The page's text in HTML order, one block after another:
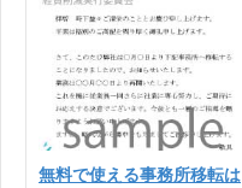
無料で使える事務所移転は